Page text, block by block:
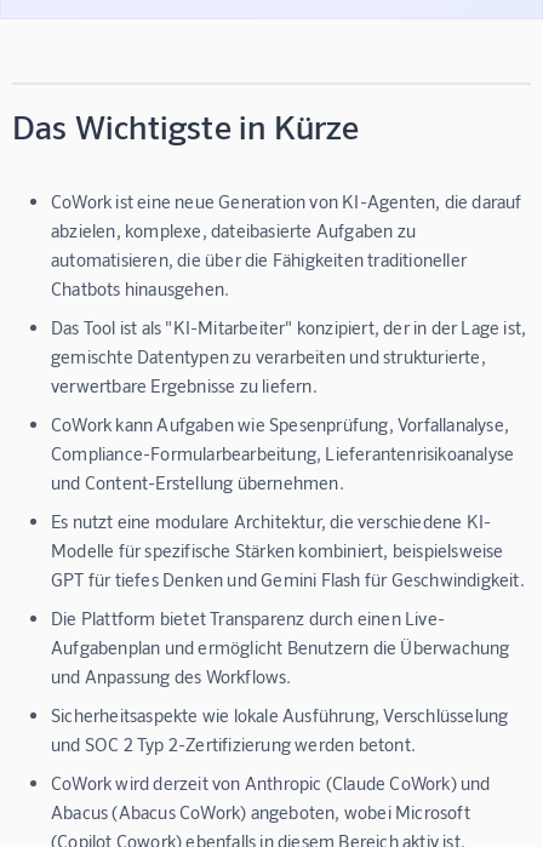
Das Wichtigste in Kürze
CoWork ist eine neue Generation von KI-Agenten, die darauf
abzielen, komplexe, dateibasierte Aufgaben zu
automatisieren, die über die Fähigkeiten traditioneller
Chatbots hinausgehen.
Das Tool ist als "KI-Mitarbeiter" konzipiert, der in der Lage ist,
gemischte Datentypen zu verarbeiten und strukturierte,
verwertbare Ergebnisse zu liefern.
CoWork kann Aufgaben wie Spesenprüfung, Vorfallanalyse,
Compliance-Formularbearbeitung, Lieferantenrisikoanalyse
und Content-Erstellung übernehmen.
Es nutzt eine modulare Architektur, die verschiedene KI-
Modelle für spezifische Stärken kombiniert, beispielsweise
GPT für tiefes Denken und Gemini Flash für Geschwindigkeit.
Die Plattform bietet Transparenz durch einen Live-
Aufgabenplan und ermöglicht Benutzern die Überwachung
und Anpassung des Workflows.
Sicherheitsaspekte wie lokale Ausführung, Verschlüsselung
und SOC 2 Typ 2-Zertifizierung werden betont.
CoWork wird derzeit von Anthropic (Claude CoWork) und
Abacus (Abacus CoWork) angeboten, wobei Microsoft
(Copilot Cowork) ebenfalls in diesem Bereich aktiv ist.